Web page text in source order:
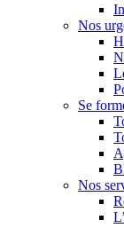
Nos
Se
Nos